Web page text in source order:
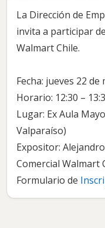
La Dirección de
invita a participar
Walmart Chile.
Fecha: jueves 22 de
Horario: 12:30 –
Lugar: Ex Aula
Valparaíso)
Expositor:
Comercial Walmart
Formulario de